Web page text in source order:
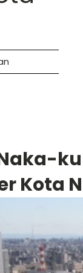
Kota